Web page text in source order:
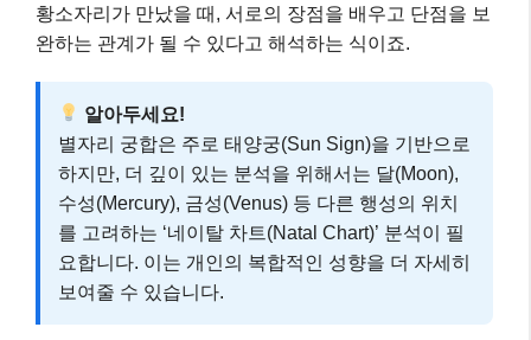
황소자리가 만났을 때, 서로의 장점을 배우고 단점을 보
완하는 관계가 될 수 있다고 해석하는 식이죠.
알아두세요!
별자리 궁합은 주로 태양궁(Sun Sign)을 기반으로
하지만, 더 깊이 있는 분석을 위해서는 달(Moon),
수성(Mercury), 금성(Venus) 등 다른 행성의 위치
를 고려하는 ‘네이탈 차트(Natal Chart)’ 분석이 필
요합니다. 이는 개인의 복합적인 성향을 더 자세히
보여줄 수 있습니다.